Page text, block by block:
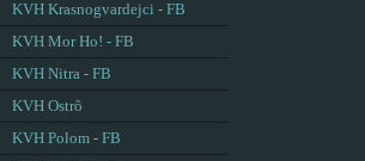
KVH Krasnogvardejci - FB
KVH Mor Ho! - FB
KVH Nitra - FB
KVH Ostrô
KVH Polom - FB